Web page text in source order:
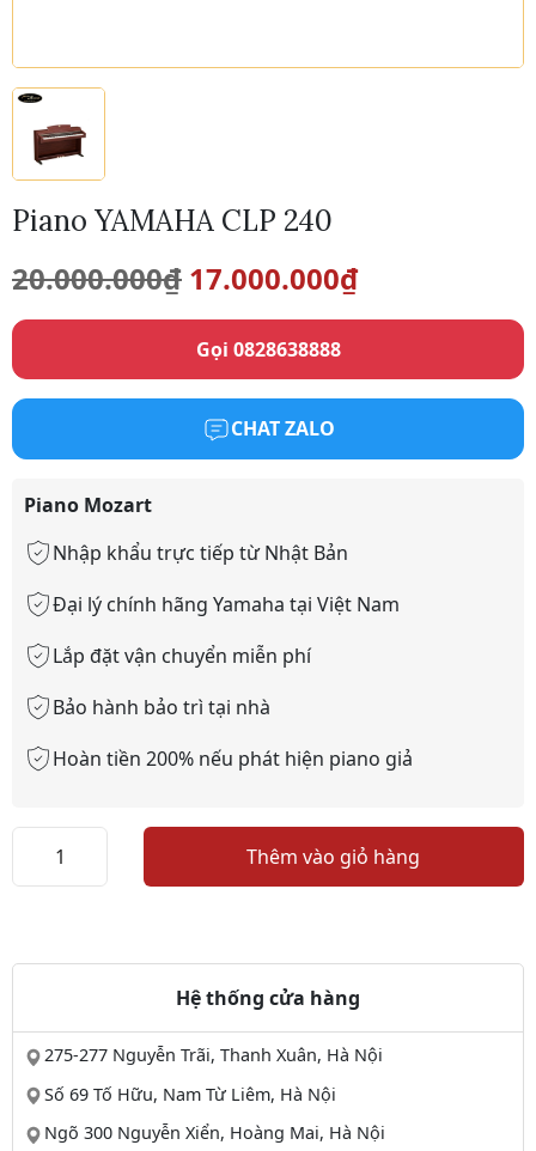
Piano YAMAHA CLP 240
20.000.000₫ Giá
gốc
là:
20.000.000₫.
17.000.000₫Giá
hiện
là:
17.000.000₫.
Gọi 0828638888
CHAT ZALO
Piano Mozart
Nhập khẩu trực tiếp từ Nhật Bản
Đại lý chính hãng Yamaha tại Việt Nam
Lắp đặt vận chuyển miễn phí
Bảo hành bảo trì tại nhà
Hoàn tiền 200% nếu phát hiện piano giả
YAMAHA
Thêm vào giỏ hàng
Hệ thống cửa hàng
275-277 Nguyễn Trãi, Thanh Xuân, Hà Nội
Số 69 Tố Hữu, Nam Từ Liêm, Hà Nội
Ngõ 300 Nguyễn Xiển, Hoàng Mai, Hà Nội